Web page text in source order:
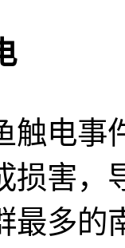
电事
损害，
最多的